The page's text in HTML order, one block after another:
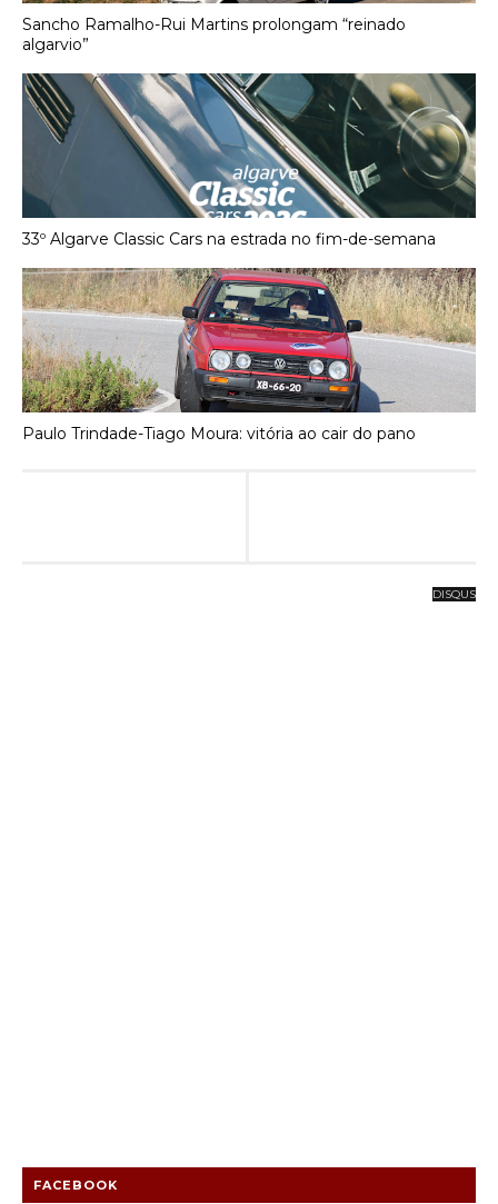
Sancho Ramalho-Rui Martins prolongam “reinado
algarvio”
33º Algarve Classic Cars na estrada no fim-de-semana
Paulo Trindade-Tiago Moura: vitória ao cair do pano
DISQUS
FACEBOOK